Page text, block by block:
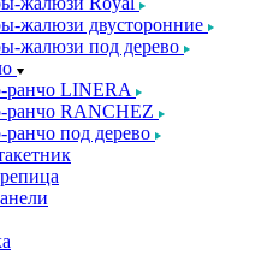
жалюзи двусторонние
жалюзи под дерево
ранчо LINERA
ранчо RANCHEZ
ранчо под дерево